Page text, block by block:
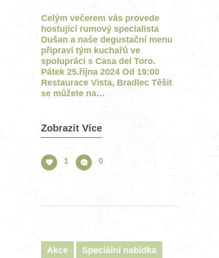
Celým večerem vás provede
hostující rumový specialista
Dušan a naše degustační menu
připraví tým kuchařů ve
spolupráci s Casa del Toro.
Pátek 25.října 2024 Od 19:00
Restaurace Vista, Bradlec Těšit
se můžete na…
Zobrazit Více
1 0
Akce Speciální nabídka